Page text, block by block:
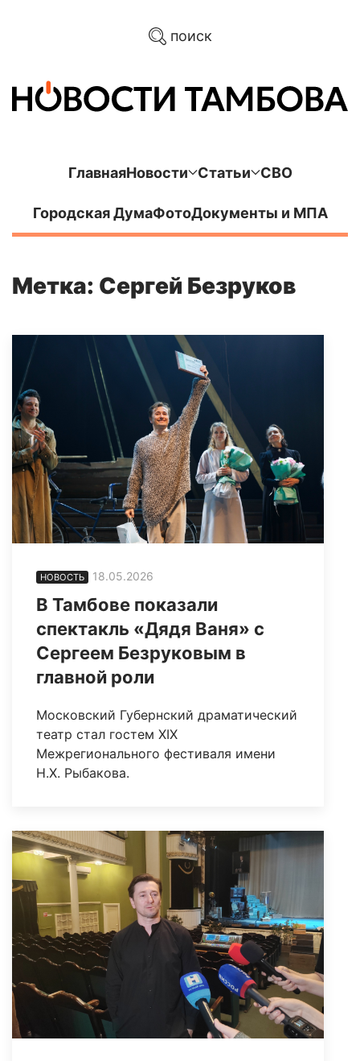
поиск
ГлавнаяНовости Статьи СВО
Городская ДумаФотоДокументы и МПА
Метка: Сергей Безруков
НОВОСТЬ 18.05.2026
В Тамбове показали
спектакль «Дядя Ваня» с
Сергеем Безруковым в
главной роли
Московский Губернский драматический
театр стал гостем XIX
Межрегионального фестиваля имени
Н.Х. Рыбакова.